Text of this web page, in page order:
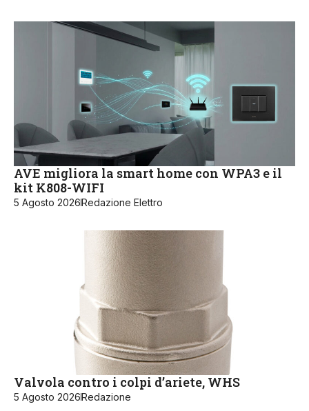
AVE migliora la smart home con WPA3 e il
kit K808-WIFI
5 Agosto 2026Redazione Elettro
Valvola contro i colpi d’ariete, WHS
5 Agosto 2026Redazione